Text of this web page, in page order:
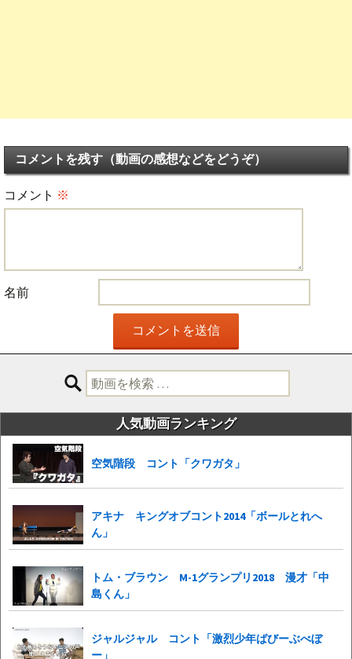
コメントを残す（動画の感想などをどうぞ）
コメント ※
名前
検
索:
人気動画ランキング
空気階段 コント「クワガタ」
アキナ キングオブコント2014「ボールとれへ
ん」
トム・ブラウン M-1グランプリ2018 漫才「中
島くん」
ジャルジャル コント「激烈少年ばびーぶべぼ
ー」